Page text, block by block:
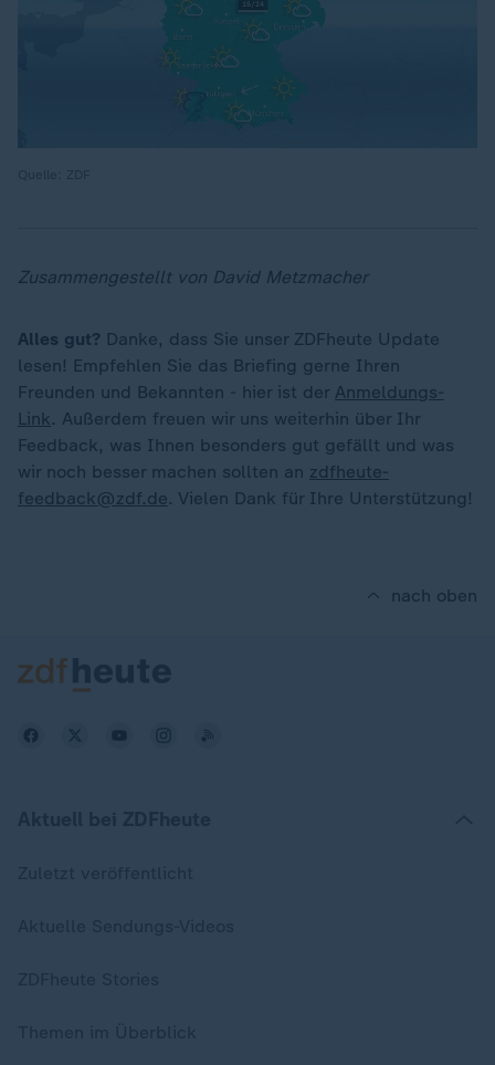
Zusammengestellt von David Metzmacher
Alles gut? Danke, dass Sie unser ZDFheute Update
lesen! Empfehlen Sie das Briefing gerne Ihren
Freunden und Bekannten - hier ist der Anmeldungs-
Link. Außerdem freuen wir uns weiterhin über Ihr
Feedback, was Ihnen besonders gut gefällt und was
wir noch besser machen sollten an zdfheute-
feedback@zdf.de. Vielen Dank für Ihre Unterstützung!
nach oben